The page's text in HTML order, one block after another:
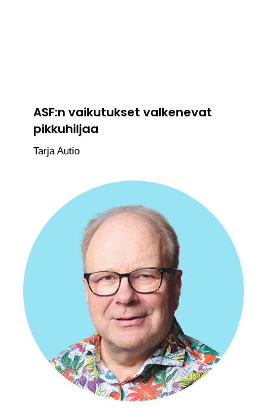
ASF:n vaikutukset valkenevat
pikkuhiljaa
Tarja Autio